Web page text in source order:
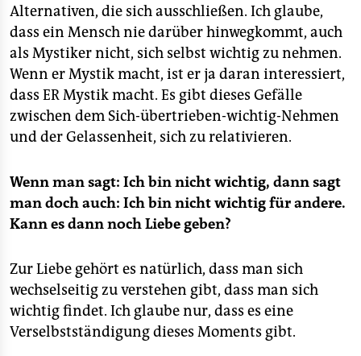
Alternativen, die sich ausschließen. Ich glaube,
dass ein Mensch nie darüber hinwegkommt, auch
als Mystiker nicht, sich selbst wichtig zu nehmen.
Wenn er Mystik macht, ist er ja daran interessiert,
dass ER Mystik macht. Es gibt dieses Gefälle
zwischen dem Sich-übertrieben-wichtig-Nehmen
und der Gelassenheit, sich zu relativieren.
Wenn man sagt: Ich bin nicht wichtig, dann sagt
man doch auch: Ich bin nicht wichtig für andere.
Kann es dann noch Liebe geben?
Zur Liebe gehört es natürlich, dass man sich
wechselseitig zu verstehen gibt, dass man sich
wichtig findet. Ich glaube nur, dass es eine
Verselbstständigung dieses Moments gibt.